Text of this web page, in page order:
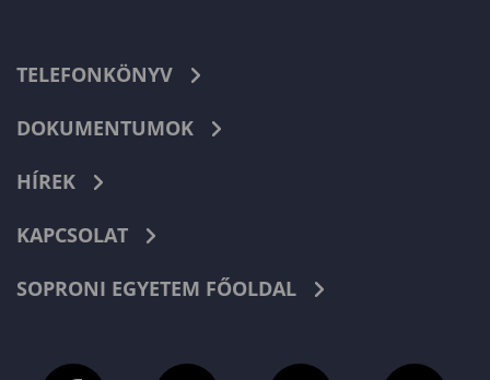
TELEFONKÖNYV
DOKUMENTUMOK
HÍREK
KAPCSOLAT
SOPRONI EGYETEM FŐOLDAL